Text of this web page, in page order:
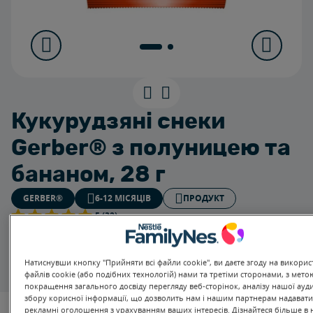
Кукурудзяні снеки
Gerber® з полуницею та
бананом, 28 г
GERBER® 6-12 МІСЯЦІВ
ПРОДУКТ
5 (32)
Перший дитячий перекус для комфортного
прорізування зубів, який легко жувати та легко тане.
Правильний розмір, який можна підібрати
маленькими пальчиками.
Натиснувши кнопку "Прийняти всі файли cookie", ви даєте згоду на
файлів cookie (або подібних технологій) нами та третіми сторонами, з
покращення загального досвіду перегляду веб-сторінок, аналізу нашої
збору корисної інформації, що дозволить нам і нашим партнерам
рекламні оголошення з урахуванням ваших інтересів. Дізнайтеся більше в